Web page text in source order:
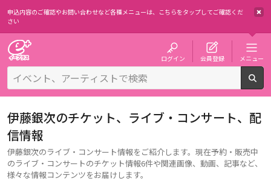
申込内容のご確認やお問い合わせなど各種メニューは、 こちらをタップしてご確認くだ
さい
ログイン 会員登録 メニュー
伊藤銀次のチケット、ライブ・コンサート、配
信情報
伊藤銀次のライブ・コンサート情報をご紹介します。現在予約・販売中
のライブ・コンサートのチケット情報6件や関連画像、動画、記事など、
様々な情報コンテンツをお届けします。